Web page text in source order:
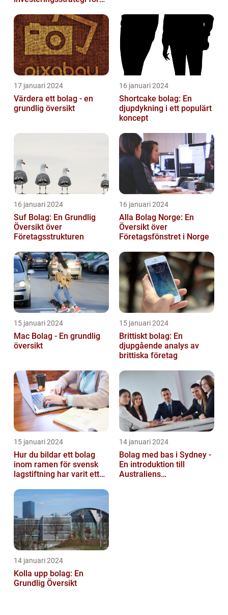
17 januari 2024
Värdera ett bolag - en
grundlig översikt
16 januari 2024
Shortcake bolag: En
djupdykning i ett populärt
koncept
16 januari 2024
Suf Bolag: En Grundlig
Översikt över
Företagsstrukturen
16 januari 2024
Alla Bolag Norge: En
Översikt över
Företagsfönstret i Norge
15 januari 2024
Mac Bolag - En grundlig
översikt
15 januari 2024
Brittiskt bolag: En
djupgående analys av
brittiska företag
15 januari 2024
Hur du bildar ett bolag
inom ramen för svensk
lagstiftning har varit ett
läng...
14 januari 2024
Bolag med bas i Sydney -
En introduktion till
Australiens
14 januari 2024
Kolla upp bolag: En
Grundlig Översikt